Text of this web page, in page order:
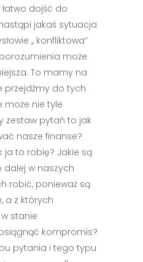
łatwo dojść do
jakaś sytuacja
,, konfliktowa”
może
To mamy na
przejdźmy do tych
może nie tyle
zestaw pytań to jak
nasze finanse?
ja to robię? Jakie są
dalej w naszych
robić, ponieważ są
a z których
stanie
kompromis?
pytania i tego typu